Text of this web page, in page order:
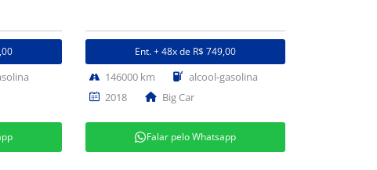
Ent. + 48x de R$ 749,00
146000 km
alcool-gasolina
2018
Big Car
Falar pelo Whatsapp